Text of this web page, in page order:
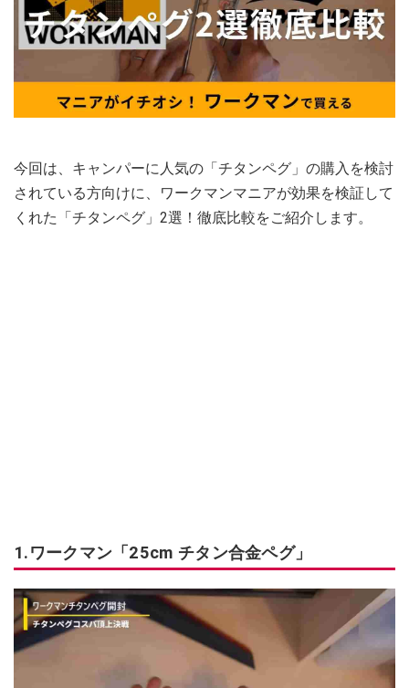
今回は、キャンパーに人気の「チタンペグ」の購入を検討
されている方向けに、ワークマンマニアが効果を検証して
くれた「チタンペグ」2選！徹底比較をご紹介します。
1.ワークマン「25cm チタン合金ペグ」